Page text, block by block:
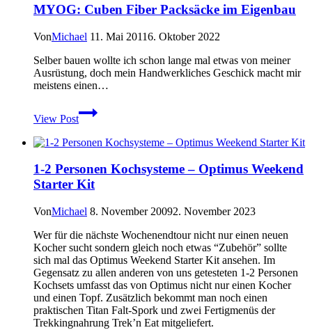
MYOG: Cuben Fiber Packsäcke im Eigenbau
VonMichael 11. Mai 20116. Oktober 2022
Selber bauen wollte ich schon lange mal etwas von meiner
Ausrüstung, doch mein Handwerkliches Geschick macht mir
meistens einen…
View Post
MYOG:
Cuben
Packsäcke
Eigenbau
1-2 Personen Kochsysteme – Optimus Weekend
Starter Kit
VonMichael 8. November 20092. November 2023
Wer für die nächste Wochenendtour nicht nur einen neuen
Kocher sucht sondern gleich noch etwas “Zubehör” sollte
sich mal das Optimus Weekend Starter Kit ansehen. Im
Gegensatz zu allen anderen von uns getesteten 1-2 Personen
Kochsets umfasst das von Optimus nicht nur einen Kocher
und einen Topf. Zusätzlich bekommt man noch einen
praktischen Titan Falt-Spork und zwei Fertigmenüs der
Trekkingnahrung Trek’n Eat mitgeliefert.